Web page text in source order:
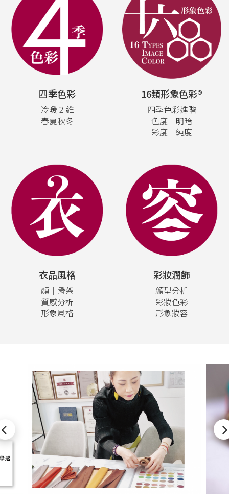
四季色彩
冷暖 2 維
春夏秋冬
16類形象色彩®
四季色彩進階
色度｜明暗
彩度｜純度
衣品風格
顏｜骨架
質感分析
形象風格
彩妝潤飾
顏型分析
彩妝色彩
形象妝容